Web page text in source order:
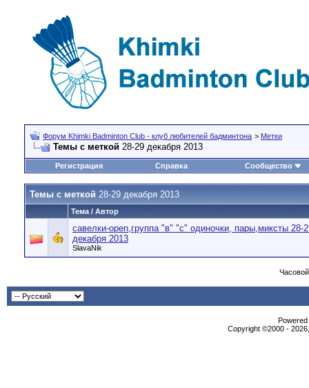
Форум Khimki Badminton Club - клуб любителей бадминтона > Метки
Темы с меткой 28-29 декабря 2013
Регистрация Справка Сообщество
Темы с меткой 28-29 декабря 2013
Тема / Автор
савелки-open,группа "в" "с" одиночки, пары,миксты 28-
декабря 2013
SlavaNik
Copyright ©2000 -